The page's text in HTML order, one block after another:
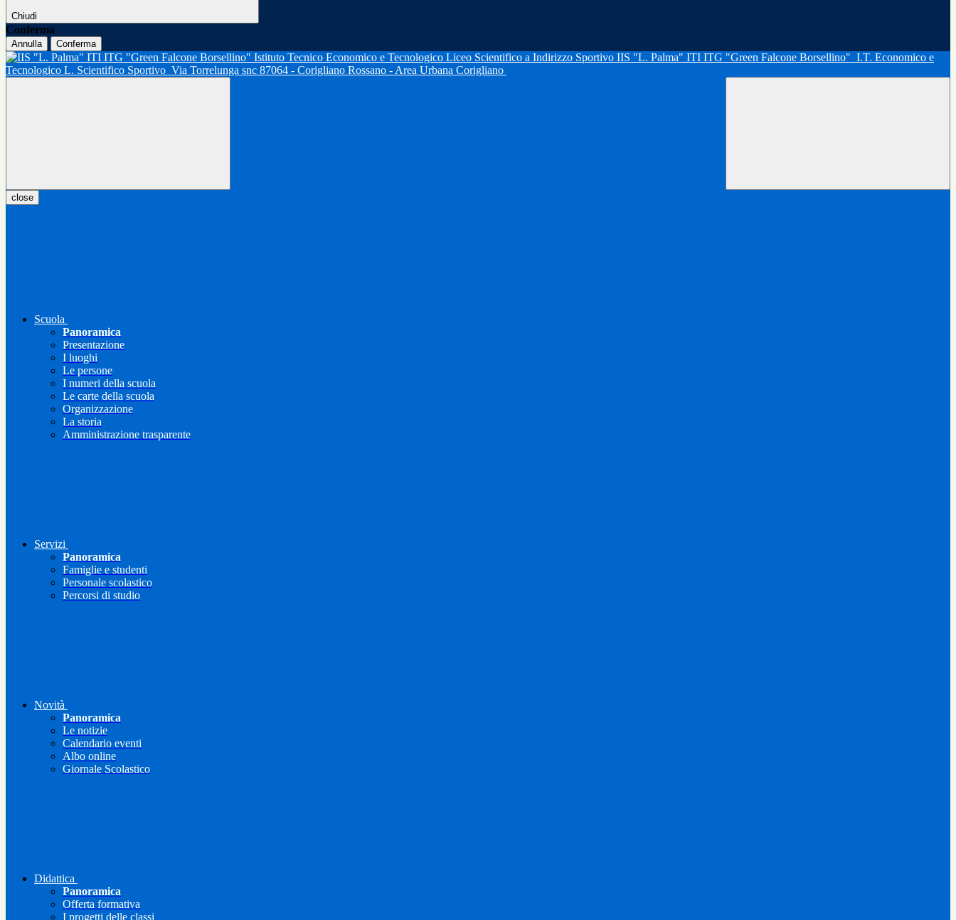
Chiudi
Conferma
Annulla Conferma
IIS "L. Palma" ITI ITG "Green Falcone Borsellino" I.T. Economico e
Tecnologico L. Scientifico Sportivo Via Torrelunga snc 87064 - Corigliano Rossano - Area Urbana Corigliano
close
Scuola
Panoramica
Presentazione
I luoghi
Le persone
I numeri della scuola
Le carte della scuola
Organizzazione
La storia
Amministrazione trasparente
Servizi
Panoramica
Famiglie e studenti
Personale scolastico
Percorsi di studio
Novità
Panoramica
Le notizie
Calendario eventi
Albo online
Giornale Scolastico
Didattica
Panoramica
Offerta formativa
I progetti delle classi